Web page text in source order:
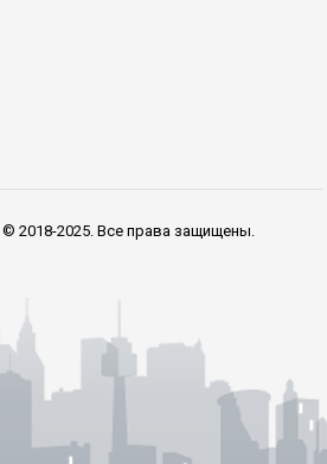
2018-2025. Все права защищены.